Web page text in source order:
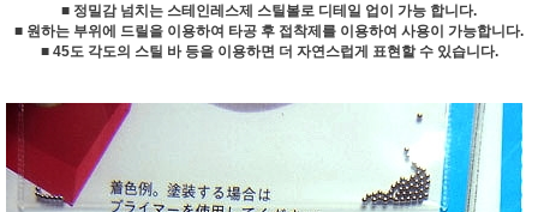
■ 정밀감 넘치는 스테인레스제 스틸볼로 디테일 업이 가능 합니다.
■ 원하는 부위에 드릴을 이용하여 타공 후 접착제를 이용하여 사용이 가능합니다.
■ 45도 각도의 스틸 바 등을 이용하면 더 자연스럽게 표현할 수 있습니다.